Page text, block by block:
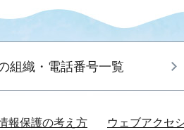
組織・電話番号一覧
報保護の考え方 ウェブアクセ